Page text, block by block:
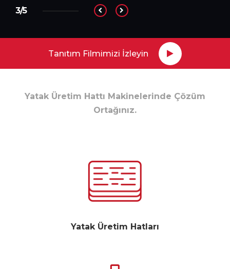
Tanıtım Filmimizi İzleyin
3/5
Yatak Üretim Hattı Makinelerinde Çözüm
Ortağınız.
Yatak Üretim Hatları